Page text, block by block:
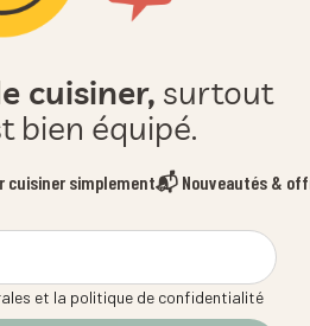
cuisiner, surtout
bien équipé.
cuisiner simplement📬 Nouveautés &
et la politique de confidentialité